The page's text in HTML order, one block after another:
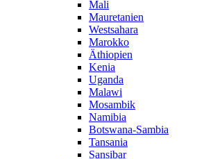
Mali
Mauretanien
Westsahara
Marokko
Äthiopien
Kenia
Uganda
Malawi
Mosambik
Namibia
Botswana-Sambia
Tansania
Sansibar